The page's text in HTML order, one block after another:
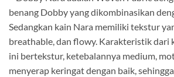
benang Dobby yang dikombinasikan
Sedangkan kain Nara memiliki tekstur
breathable, dan flowy. Karakteristik dari
ini bertekstur, ketebalannya medium,
menyerap keringat dengan baik,